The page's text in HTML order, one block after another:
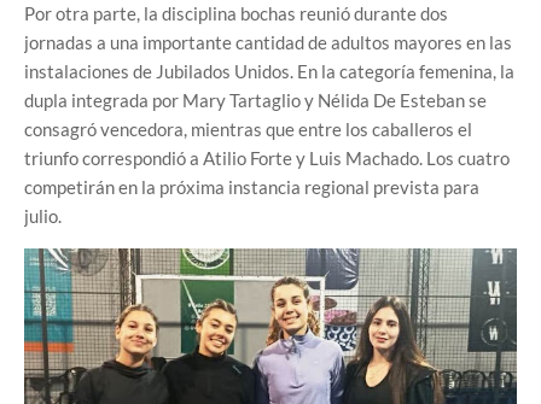
Por otra parte, la disciplina bochas reunió durante dos
jornadas a una importante cantidad de adultos mayores en las
instalaciones de Jubilados Unidos. En la categoría femenina, la
dupla integrada por Mary Tartaglio y Nélida De Esteban se
consagró vencedora, mientras que entre los caballeros el
triunfo correspondió a Atilio Forte y Luis Machado. Los cuatro
competirán en la próxima instancia regional prevista para
julio.